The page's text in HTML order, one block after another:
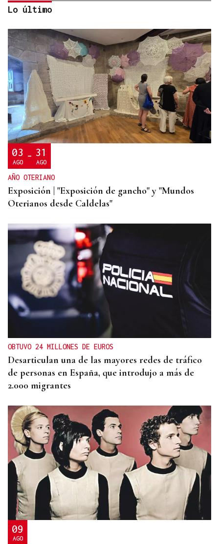
CONATO EXTINGUIDO
Vídeo | Se desata un incendio forestal en una
cantera de Untes
Lo último
03
AGO - 31
AGO
AÑO OTERIANO
Exposición | "Exposición de gancho" y "Mundos
Oterianos desde Caldelas"
OBTUVO 24 MILLONES DE EUROS
Desarticulan una de las mayores redes de tráfico
de personas en España, que introdujo a más de
2.000 migrantes
09
AGO